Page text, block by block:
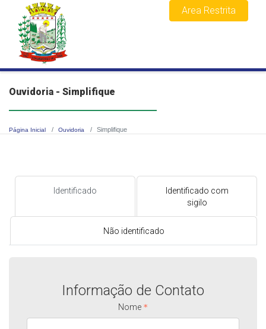
Area Restrita
Ouvidoria - Simplifique
Página Inicial Ouvidoria Simplifique
Identificado
Identificado com
sigilo
Não identificado
Informação de Contato
Nome